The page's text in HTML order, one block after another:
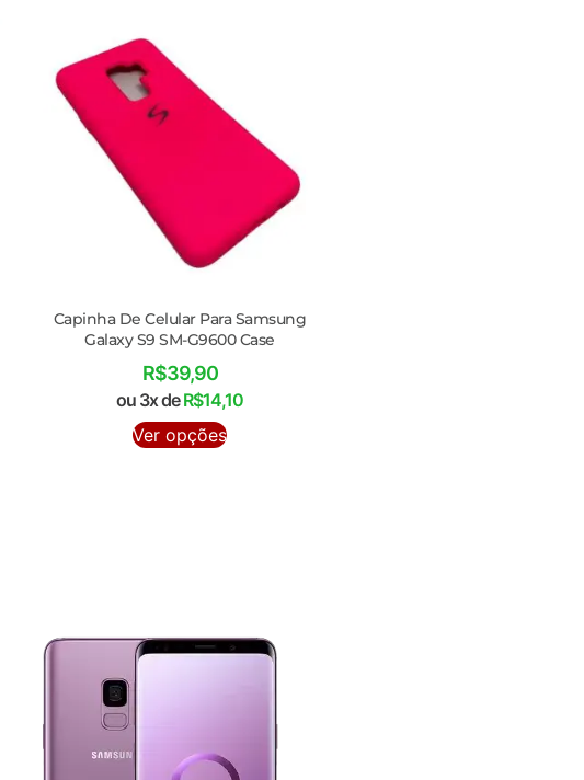
Capinha De Celular Para Samsung
Galaxy S9 SM-G9600 Case
R$39,90
ou 3x deR$14,10
Ver opções